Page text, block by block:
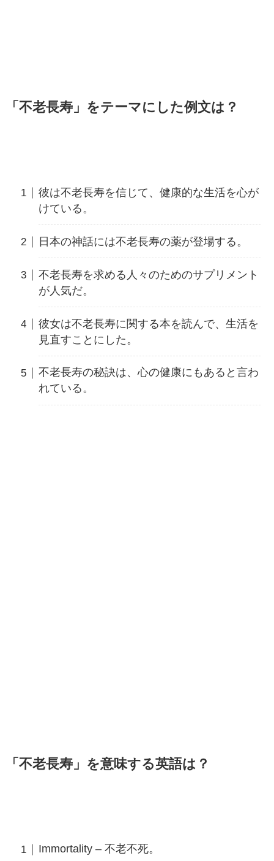
「不老長寿」をテーマにした例文は？
彼は不老長寿を信じて、健康的な生活を心が
けている。
日本の神話には不老長寿の薬が登場する。
不老長寿を求める人々のためのサプリメント
が人気だ。
彼女は不老長寿に関する本を読んで、生活を
見直すことにした。
不老長寿の秘訣は、心の健康にもあると言わ
れている。
「不老長寿」を意味する英語は？
Immortality – 不老不死。